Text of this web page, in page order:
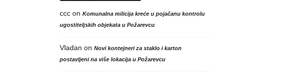
cccon Komunalna milicija kreće u pojačanu kontrolu
ugostiteljskih objekata u Požarevcu
Vladan on Novi kontejneri za staklo i karton
postavljeni na više lokacija u Požarevcu